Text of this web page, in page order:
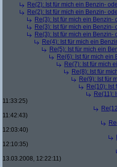
Re(2): Ist für mich ein Benzin-
Re(2): Ist für mich ein Benzin-
Re(3): Ist für mich ein
Re(3): Ist für mich ein
Re(3): Ist für mich ein
Re(4): Ist für mich ein
Re(5): Ist für mich ein
Re(6): Ist für mich
Re(7): Ist für mich
Re(8): Ist für
Re(9): Ist für
Re(10):
Re(11):
11:33:25)
11:42:43)
12:03:40)
12:10:35)
13.03.2008, 12:22:11)